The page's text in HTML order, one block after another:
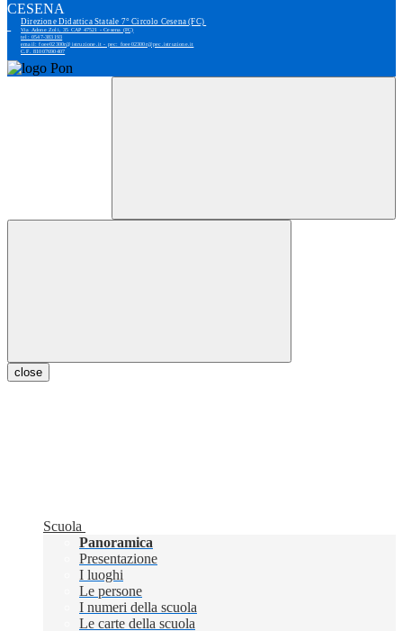
Direzione Didattica Statale 7° Circolo Cesena (FC)
Via Adone Zoli, 35 CAP 47521 - Cesena (FC)
tel: 0547-383193
email: foee02300r@istruzione.it - pec: foee02300r@pec.istruzione.it
C.F. 81007690407
close
Scuola
Panoramica
Presentazione
I luoghi
Le persone
I numeri della scuola
Le carte della scuola